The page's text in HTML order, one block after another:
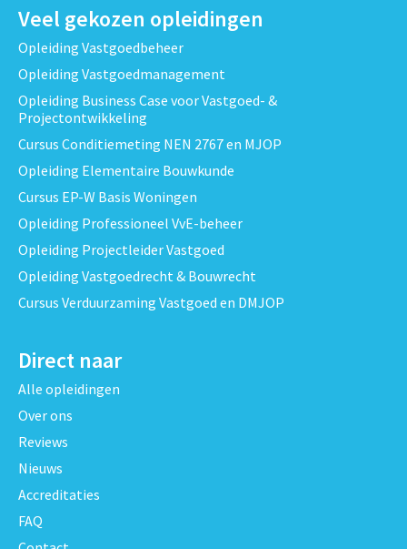
Veel gekozen opleidingen
Opleiding Vastgoedbeheer
Opleiding Vastgoedmanagement
Opleiding Business Case voor Vastgoed- &
Projectontwikkeling
Cursus Conditiemeting NEN 2767 en MJOP
Opleiding Elementaire Bouwkunde
Cursus EP-W Basis Woningen
Opleiding Professioneel VvE-beheer
Opleiding Projectleider Vastgoed
Opleiding Vastgoedrecht & Bouwrecht
Cursus Verduurzaming Vastgoed en DMJOP
Direct naar
Alle opleidingen
Over ons
Reviews
Nieuws
Accreditaties
FAQ